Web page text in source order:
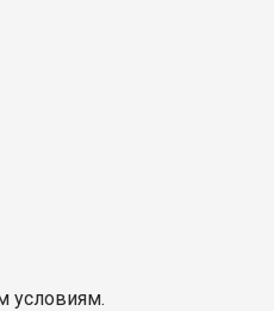
условиям.